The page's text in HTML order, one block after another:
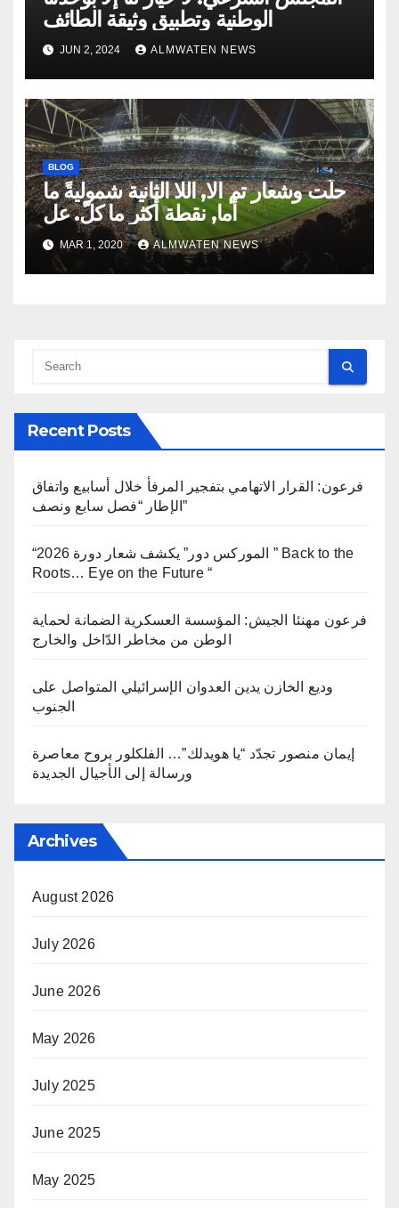
الوطنية وتطبيق وثيقة الطائف
JUN 2, 2024 ALMWATEN NEWS
BLOG
حلّت وشعار تم الا, اللا الثانية شموليةً ما
أما, نقطة أكثر ما كلّ. عل
MAR 1, 2020 ALMWATEN NEWS
Recent Posts
فرعون: القرار الاتهامي بتفجير المرفأ خلال أسابيع واتفاق
الإطار “فصل سابع ونصف”
“الموركس دور” يكشف شعار دورة 2026 ” Back to the
Roots… Eye on the Future “
فرعون مهنئا الجيش: المؤسسة العسكرية الضمانة لحماية
الوطن من مخاطر الدّاخل والخارج
وديع الخازن يدين العدوان الإسرائيلي المتواصل على
الجنوب
إيمان منصور تجدّد “يا هويدلك”… الفلكلور بروح معاصرة
ورسالة إلى الأجيال الجديدة
Archives
August 2026
July 2026
June 2026
May 2026
July 2025
June 2025
May 2025